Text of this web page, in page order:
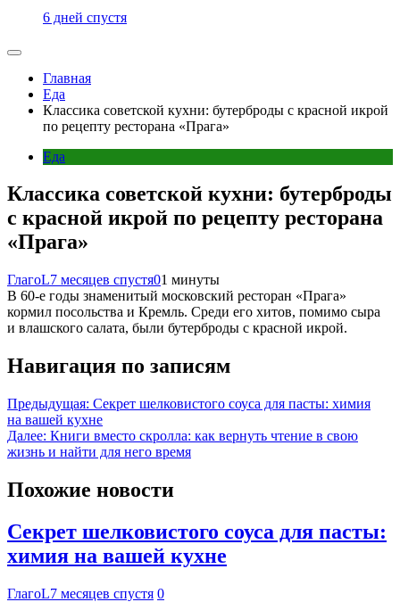
6 дней спустя
Главная
Еда
Классика советской кухни: бутерброды с красной икрой
по рецепту ресторана «Прага»
Еда
Классика советской кухни: бутерброды
с красной икрой по рецепту ресторана
«Прага»
ГлагоL7 месяцев спустя01 минуты
В 60-е годы знаменитый московский ресторан «Прага»
кормил посольства и Кремль. Среди его хитов, помимо сыра
и влашского салата, были бутерброды с красной икрой.
Навигация по записям
Предыдущая: Секрет шелковистого соуса для пасты: химия
на вашей кухне
Далее: Книги вместо скролла: как вернуть чтение в свою
жизнь и найти для него время
Похожие новости
Секрет шелковистого соуса для пасты:
химия на вашей кухне
ГлагоL7 месяцев спустя 0